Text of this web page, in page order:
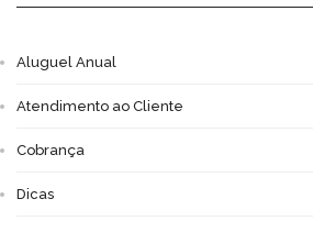
Aluguel Anual
Atendimento ao Cliente
Cobrança
Dicas